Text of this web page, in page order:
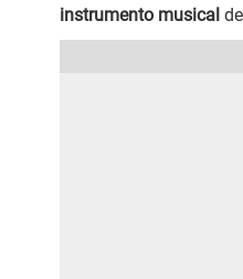
instrumento musical